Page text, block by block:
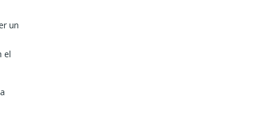
un
el